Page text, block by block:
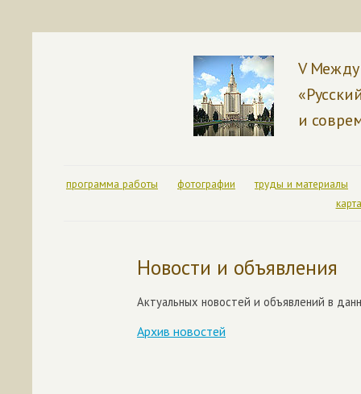
V
и
программа работы фотографии
труды и материалы
Новости и объявления
Актуальных новостей и объявлений в
Архив новостей